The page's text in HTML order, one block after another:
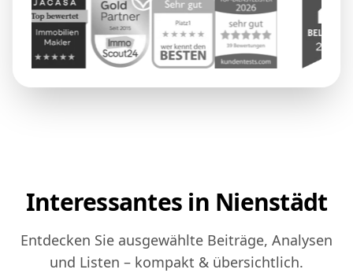
Interessantes in Nienstädt
Entdecken Sie ausgewählte Beiträge, Analysen
und Listen – kompakt & übersichtlich.